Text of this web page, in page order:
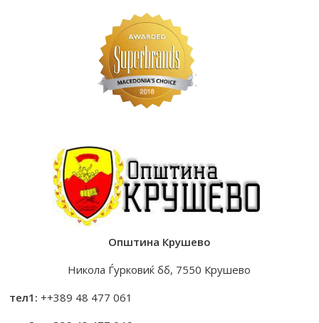
Општина Крушево
Никола Ѓурковиќ бб, 7550 Крушево
тел1: ++389 48 477 061